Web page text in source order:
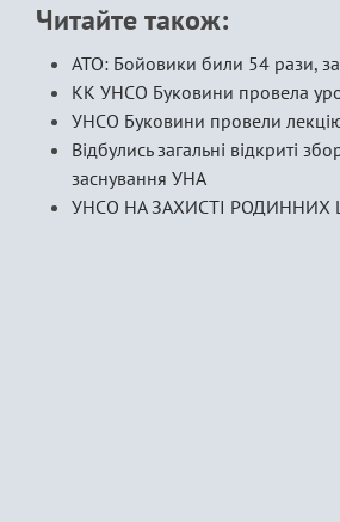
Читайте також:
АТО: Бойовики били 54 рази,
КК УНСО Буковини провела
УНСО Буковини провели лекцію
Відбулись загальні відкриті
заснування УНА
УНСО НА ЗАХИСТІ РОДИННИХ